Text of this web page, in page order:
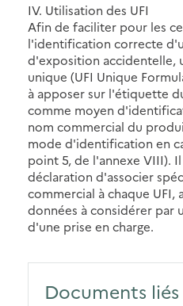
IV. Utilisation des UFI
Afin de faciliter pour les
l'identification correcte
d'exposition accidentelle,
unique (UFI Unique
à apposer sur l'étiquette
comme moyen
nom commercial du
mode d'identification en
point 5, de l'annexe VIII).
déclaration d'associer
commercial à chaque
données à considérer par
d'une prise en charge.
Documents liés